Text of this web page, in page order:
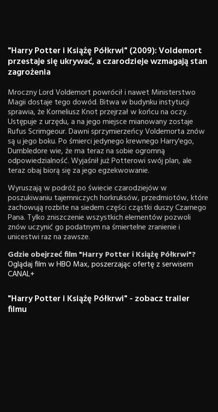
"Harry Potter i Książę Półkrwi" (2009): Voldemort
przestaje się ukrywać, a czarodzieje wzmagają stan
zagrożenia
Mroczny Lord Voldemort powrócił i nawet Ministerstwo
Magii dostaje tego dowód. Bitwa w budynku instytucji
sprawia, że Korneliusz Knot przejrzał w końcu na oczy.
Ustępuje z urzędu, a na jego miejsce mianowany zostaje
Rufus Scrimgeour. Dawni sprzymierzeńcy Voldemorta znów
są u jego boku. Po śmierci jedynego krewnego Harry'ego,
Dumbledore wie, że ma teraz na sobie ogromną
odpowiedzialność. Wyjaśnił już Potterowi swój plan, ale
teraz obaj biorą się za jego egzekwowanie.
Wyruszają w podróż po świecie czarodziejów w
poszukiwaniu tajemniczych horkruksów, przedmiotów, które
zachowują rozbite na siedem części cząstki duszy Czarnego
Pana. Tylko zniszczenie wszystkich elementów pozwoli
znów uczynić go podatnym na śmiertelne zranienie i
unicestwi raz na zawsze.
Gdzie obejrzeć film "Harry Potter i Książę Półkrwi"?
Oglądaj film w HBO Max, poszerzając ofertę z serwisem
CANAL+
"Harry Potter i Książę Półkrwi" - zobacz trailer
filmu